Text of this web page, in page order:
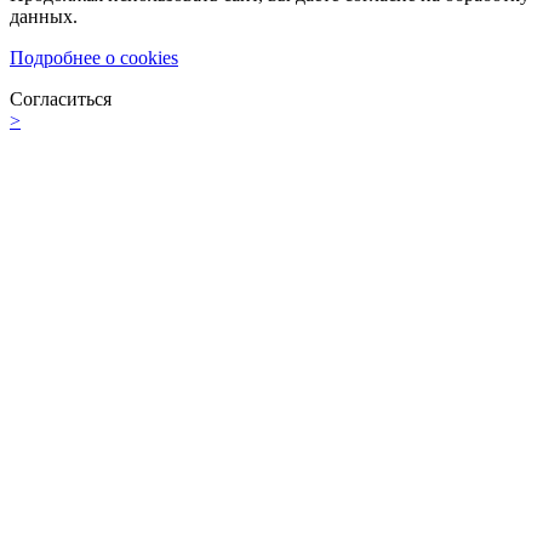
данных.
Подробнее о cookies
Согласиться
>